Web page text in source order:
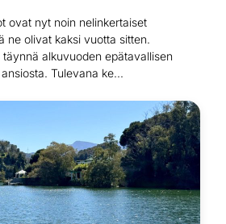
ovat nyt noin nelinkertaiset
ne olivat kaksi vuotta sitten.
alkuvuoden epätavallisen
Tulevana ke...